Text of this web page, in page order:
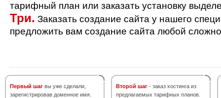
тарифный план или заказать установку
Три. Заказать создание сайта у нашего
предложить вам создание сайта любой
Первый шаг вы уже сделали,
зарегистрировав доменное имя.
Второй шаг - заказ хостинга из
предлагаемых тарифных планов.